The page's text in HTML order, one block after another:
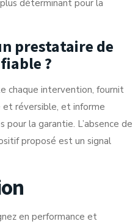
déterminant pour la
prestataire de
?
chaque intervention, fournit
et réversible, et informe
pour la garantie. L’absence de
proposé est un signal
en performance et